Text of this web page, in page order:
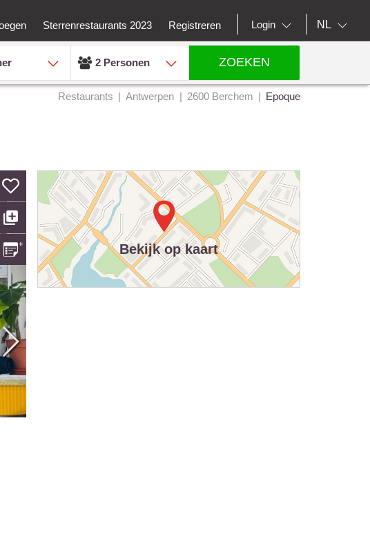
Sterrenrestaurants 2023 Registreren Login NL
2 Personen ZOEKEN
Restaurants Antwerpen 2600 Berchem Epoque
Bekijk op kaart